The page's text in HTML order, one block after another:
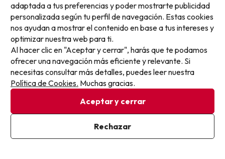
Tarjeta Regalo
Buscounchollo en los medios
Blog
Web Corporativa
Proveedores
Opiniones de nuestros clientes
Viajes para grupos
Hoteles Andalucía
Hoteles Andorra
Hoteles Cataluña
Hoteles Portugal
Top viajes destacados
Viajes con Niños
Viajes de Ciudad
Viajes con mascotas
Chollos con Todo Incluido
Top fechas destacadas
Verano
Info y ayuda
Contáctanos
Preguntas frecuentes
Descarga GRATIS nuestra app
adaptada a tus preferencias y poder mostrarte publicidad
personalizada según tu perfil de navegación. Estas cookies
nos ayudan a mostrar el contenido en base a tus intereses y
optimizar nuestra web para ti.
Al hacer clic en "Aceptar y cerrar", harás que te podamos
ofrecer una navegación más eficiente y relevante. Si
necesitas consultar más detalles, puedes leer nuestra
Política de Cookies. Muchas gracias.
Aceptar y cerrar
Rechazar